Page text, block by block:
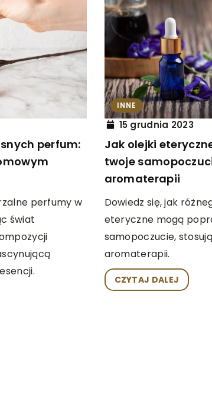
perfum:
perfumy w
świat
INNE
15 grudnia 2023
Jak olejki
twoje
aromaterapii
Dowiedz się, jak
eteryczne mogą
samopoczucie,
aromaterapii.
CZYTAJ DALEJ
UMYSŁ WARCABY
w warcaby może rozwijać
świat warcabów jako
on jak rozwijanie
gry może przynieść
i pozytywnie wpłynąć na
INNE
18 lipca
Korzyści
życiu
Odkryj,
wspierać
na co
umysłu.